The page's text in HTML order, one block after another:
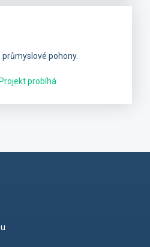
pohony.
Projekt probíhá